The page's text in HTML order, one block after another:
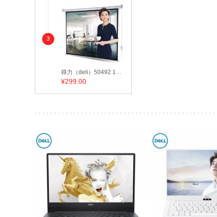
3
得力（deli）50492 100英寸 电动调节4:3投影幕布/投影幕/投影机幕布 白色
¥299.00